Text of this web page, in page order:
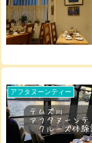
アフタヌーンティー